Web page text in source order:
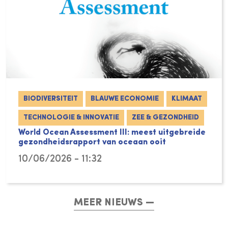
BIODIVERSITEIT BLAUWE ECONOMIE KLIMAAT
TECHNOLOGIE & INNOVATIE ZEE & GEZONDHEID
World Ocean Assessment III: meest uitgebreide
gezondheidsrapport van oceaan ooit
10/06/2026 - 11:32
MEER NIEUWS